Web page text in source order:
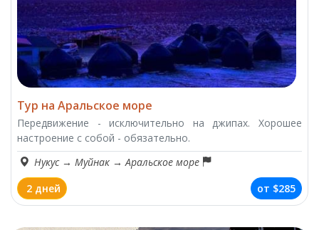
Тур на Аральское море
Передвижение - исключительно на джипах. Хорошее
настроение с собой - обязательно.
Нукус → Муйнак → Аральское море
2 дней
от $285